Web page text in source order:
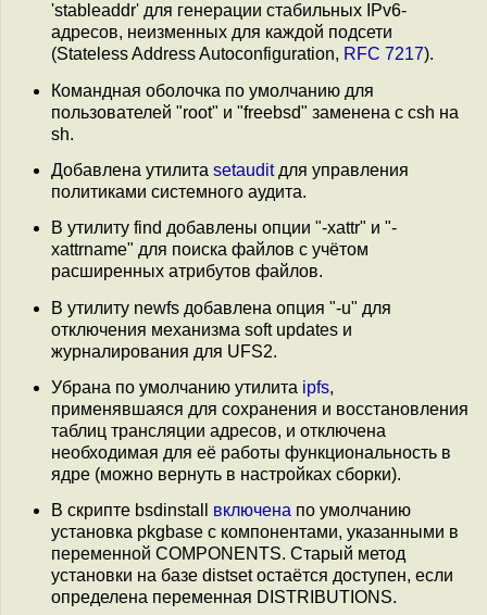
'stableaddr' для генерации стабильных IPv6-
адресов, неизменных для каждой подсети
(Stateless Address Autoconfiguration, RFC 7217).
Командная оболочка по умолчанию для
пользователей "root" и "freebsd" заменена с csh на
sh.
Добавлена утилита setauditдля управления
политиками системного аудита.
В утилиту find добавлены опции "-xattr" и "-
xattrname" для поиска файлов с учётом
расширенных атрибутов файлов.
В утилиту newfs добавлена опция "-u" для
отключения механизма soft updates и
журналирования для UFS2.
Убрана по умолчанию утилита ipfs,
применявшаяся для сохранения и восстановления
таблиц трансляции адресов, и отключена
необходимая для её работы функциональность в
ядре (можно вернуть в настройках сборки).
В скрипте bsdinstall включена по умолчанию
установка pkgbase с компонентами, указанными в
переменной COMPONENTS. Старый метод
установки на базе distset остаётся доступен, если
определена переменная DISTRIBUTIONS.